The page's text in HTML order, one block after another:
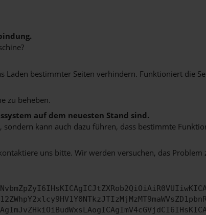
Laden bestimmter Seiten verhindern. Funktioniert die
zu beheben.
auf dem neuesten Stand sind.
kann auch dazu führen, dass bestimmte
uns bitte. Wir werden versuchen, das